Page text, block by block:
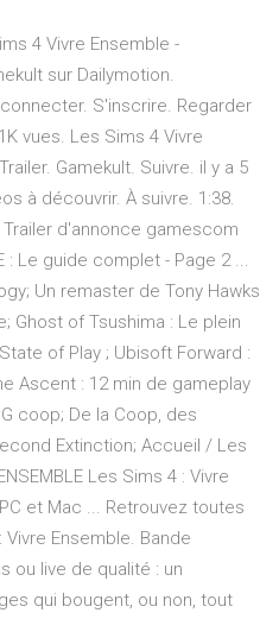
4 Vivre Ensemble -
sur Dailymotion.
S'inscrire. Regarder
vues. Les Sims 4 Vivre
Gamekult. Suivre. il y a 5
à découvrir. À suivre. 1:38.
Trailer d'annonce gamescom
: Le guide complet - Page 2 ...
Un remaster de Tony Hawks
Ghost of Tsushima : Le plein
of Play ; Ubisoft Forward :
Ascent : 12 min de gameplay
coop; De la Coop, des
Extinction; Accueil / Les
Les Sims 4 : Vivre
et Mac ... Retrouvez toutes
Ensemble. Bande
ou live de qualité : un
qui bougent, ou non, tout